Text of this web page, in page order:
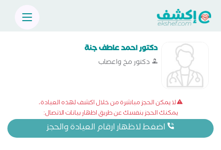
دكتور احمد عاطف جنة
دكتور مخ واعصاب
لا يمكن الحجز مباشرة من خلال اكشف لهذه العيادة،
يمكنك الحجز بنفسك عن طريق اظهار بيانات الاتصال:
اضغط لاظهار ارقام العيادة والحجز